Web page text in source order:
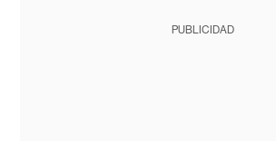
PUBLICIDAD